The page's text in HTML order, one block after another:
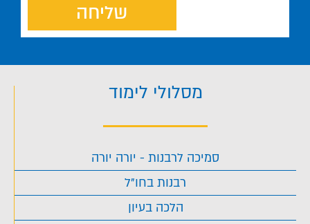
שליחה
מסלולי לימוד
סמיכה לרבנות - יורה יורה
רבנות בחו"ל
הלכה בעיון